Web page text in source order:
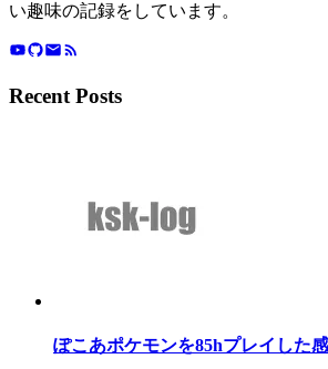
い趣味の記録をしています。
Recent Posts
ぽこあポケモンを85hプレイした